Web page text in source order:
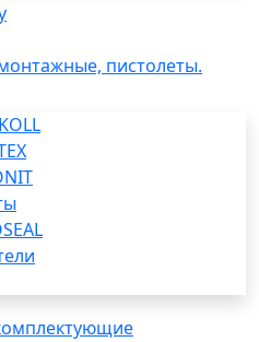
пистолеты.